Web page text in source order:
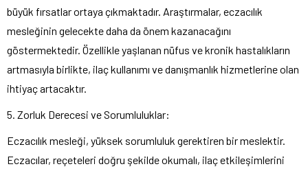
büyük fırsatlar ortaya çıkmaktadır. Araştırmalar, eczacılık
mesleğinin gelecekte daha da önem kazanacağını
göstermektedir. Özellikle yaşlanan nüfus ve kronik hastalıkların
artmasıyla birlikte, ilaç kullanımı ve danışmanlık hizmetlerine olan
ihtiyaç artacaktır.
5. Zorluk Derecesi ve Sorumluluklar:
Eczacılık mesleği, yüksek sorumluluk gerektiren bir meslektir.
Eczacılar, reçeteleri doğru şekilde okumalı, ilaç etkileşimlerini